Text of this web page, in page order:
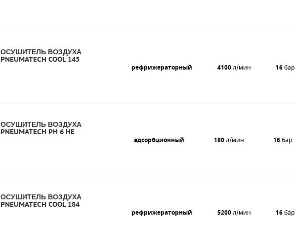
ОСУШИТЕЛЬ ВОЗДУХА
PNEUMATECH COOL 145
рефрижераторный
4100л/мин 16бар
ОСУШИТЕЛЬ ВОЗДУХА
PNEUMATECH PH 6 HE
адсорбционный
180л/мин 16бар
ОСУШИТЕЛЬ ВОЗДУХА
PNEUMATECH COOL 184
рефрижераторный
5200л/мин 16бар